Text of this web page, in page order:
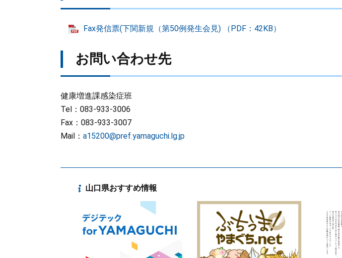
Fax発信票(下関新規（第50例発生会見) （PDF：42KB）
お問い合わせ先
健康増進課感染症班
Tel：083-933-3006
Fax：083-933-3007
Mail： a15200@pref.yamaguchi.lg.jp
山口県おすすめ情報